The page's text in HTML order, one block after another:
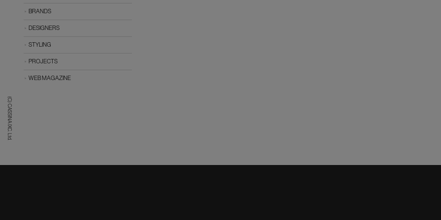
(C) CASSINA IXC. Ltd.
BRANDS
DESIGNERS
STYLING
PROJECTS
WEB MAGAZINE